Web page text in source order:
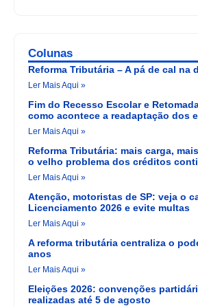
Colunas
Reforma Tributária – A pá de cal na
Ler Mais Aqui »
Fim do Recesso Escolar e
como acontece a readaptação dos
Ler Mais Aqui »
Reforma Tributária: mais carga,
o velho problema dos créditos
Ler Mais Aqui »
Atenção, motoristas de SP: veja o
Licenciamento 2026 e evite multas
Ler Mais Aqui »
A reforma tributária centraliza o
anos
Ler Mais Aqui »
Eleições 2026: convenções
realizadas até 5 de agosto